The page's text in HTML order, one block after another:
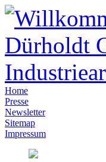
Home
Presse
Newsletter
Sitemap
Impressum